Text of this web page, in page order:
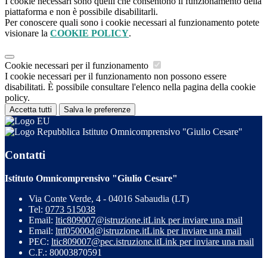
piattaforma e non è possibile disabilitarli.
Per conoscere quali sono i cookie necessari al funzionamento potete
visionare la COOKIE POLICY.
Cookie necessari per il funzionamento
I cookie necessari per il funzionamento non possono essere
disabilitati. È possibile consultare l'elenco nella pagina della cookie
policy.
Accetta tutti Salva le preferenze
Istituto Omnicomprensivo "Giulio Cesare"
Contatti
Istituto Omnicomprensivo "Giulio Cesare"
Via Conte Verde, 4 - 04016 Sabaudia (LT)
Tel: 0773 515038
Email: ltic809007@istruzione.itLink per inviare una mail
Email: lttf05000d@istruzione.itLink per inviare una mail
PEC: ltic809007@pec.istruzione.itLink per inviare una mail
C.F.: 80003870591